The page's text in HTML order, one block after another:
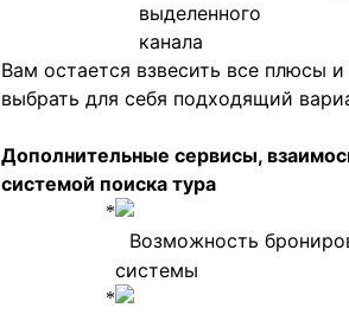
выделенного
канала
Вам остается взвесить все плюсы
выбрать для себя подходящий
Дополнительные сервисы,
системой поиска тура
Возможность
системы